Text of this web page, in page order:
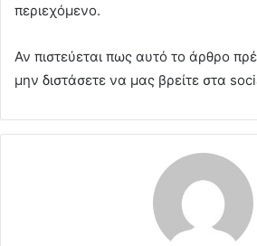
περιεχόμενο.
Αν πιστεύεται πως αυτό το άρθρο
μην διστάσετε να μας βρείτε στα